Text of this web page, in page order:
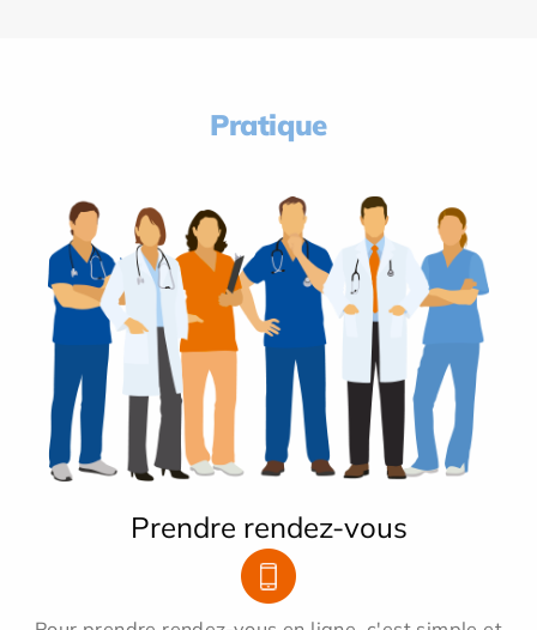
Pratique
Prendre rendez-vous